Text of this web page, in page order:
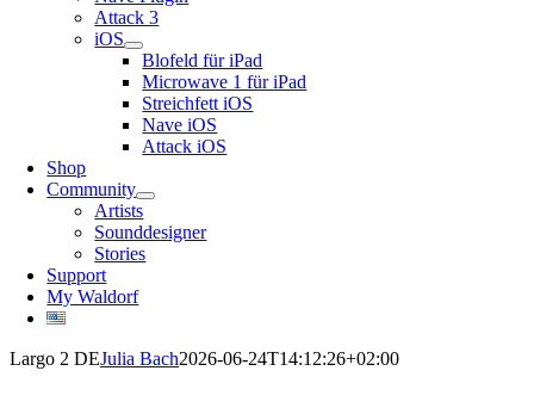
Attack 3
iOS
Blofeld für iPad
Microwave 1 für iPad
Streichfett iOS
Nave iOS
Attack iOS
Shop
Community
Artists
Sounddesigner
Stories
Support
My Waldorf
Largo 2 DEJulia Bach2026-06-24T14:12:26+02:00